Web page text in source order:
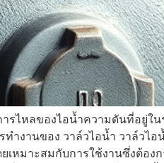
ไหลของไอน้ำความดันที่อยู่ใ
ำงานของ วาล์วไอน้ำ วาล์วไ
หมาะสมกับการใช้งานซึ่งต้อง